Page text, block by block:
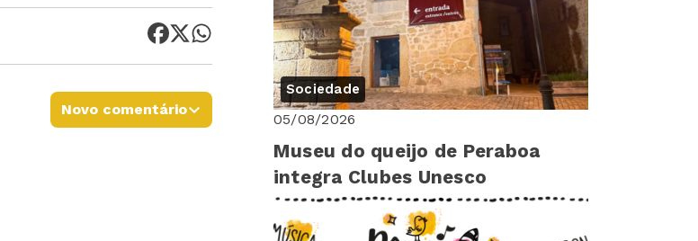
Novo comentário
Sociedade
05/08/2026
Museu do queijo de Peraboa
integra Clubes Unesco